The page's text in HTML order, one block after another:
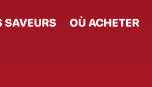
SAVEURS OÙ ACHETER